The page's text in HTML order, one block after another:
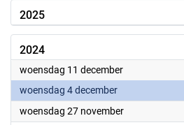
2025
2024
woensdag 11 december2024
woensdag 4 december2024
woensdag 27 november2024